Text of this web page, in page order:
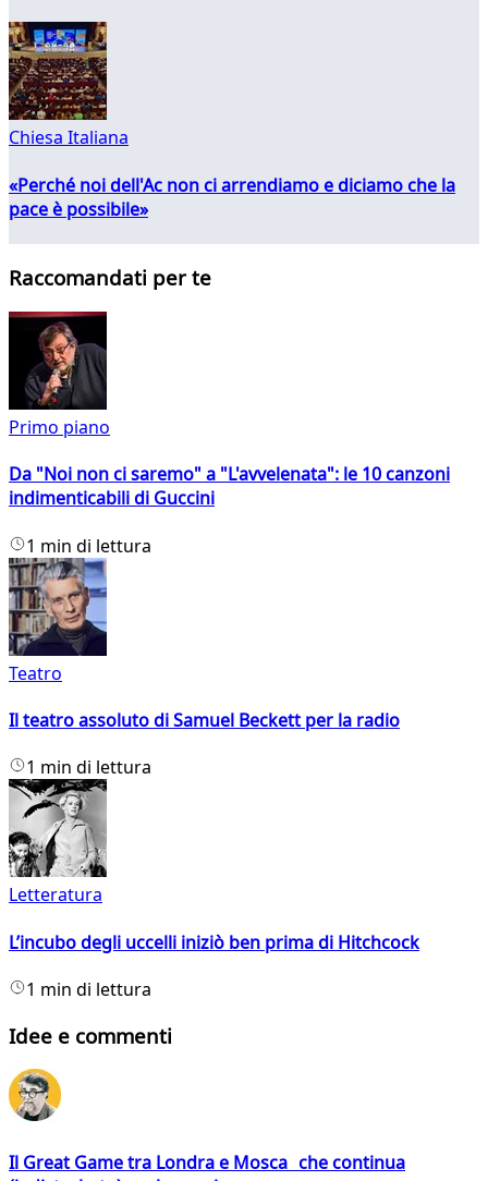
Chiesa Italiana
«Perché noi dell'Ac non ci arrendiamo e diciamo che la
pace è possibile»
Raccomandati per te
Primo piano
Da "Noi non ci saremo" a "L'avvelenata": le 10 canzoni
indimenticabili di Guccini
1 min di lettura
Teatro
Il teatro assoluto di Samuel Beckett per la radio
1 min di lettura
Letteratura
L’incubo degli uccelli iniziò ben prima di Hitchcock
1 min di lettura
Idee e commenti
Il Great Game tra Londra e Mosca che continua